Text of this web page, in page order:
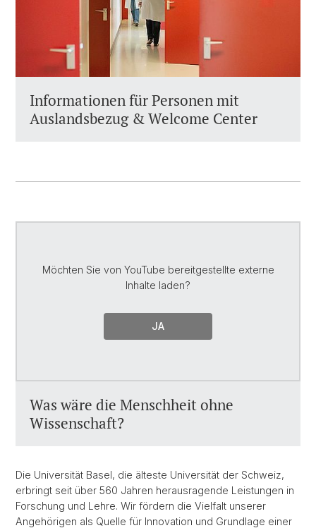
Informationen für Personen mit
Auslandsbezug & Welcome Center
Möchten Sie von YouTube bereitgestellte externe
Inhalte laden?
JA
Was wäre die Menschheit ohne
Wissenschaft?
Die Universität Basel, die älteste Universität der Schweiz,
erbringt seit über 560 Jahren herausragende Leistungen in
Forschung und Lehre. Wir fördern die Vielfalt unserer
Angehörigen als Quelle für Innovation und Grundlage einer